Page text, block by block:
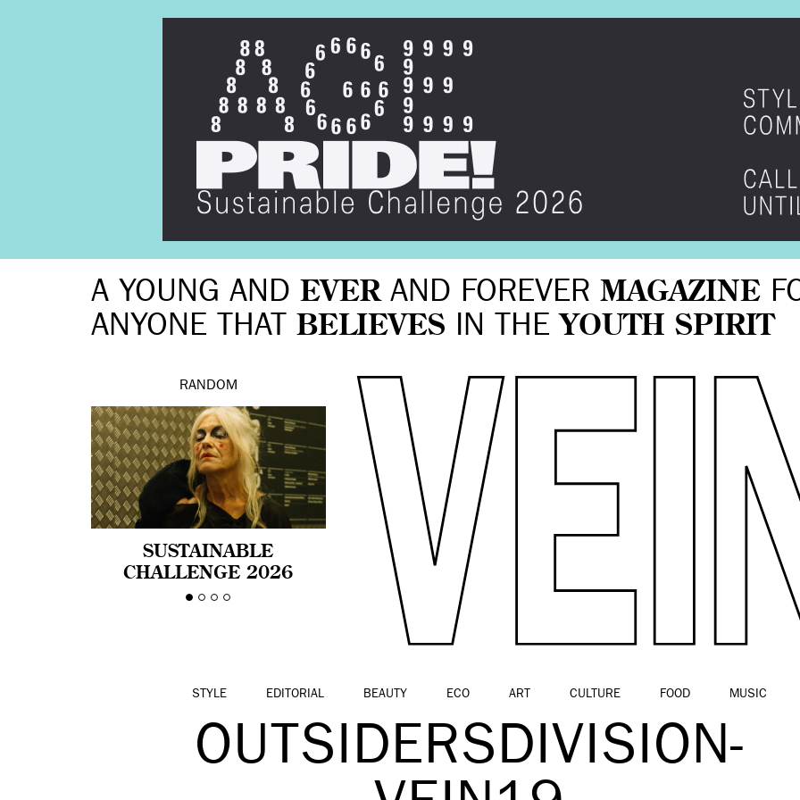
A YOUNG AND EVERAND FOREVER MAGAZINE
ANYONE THAT BELIEVES IN THE YOUTH SPIRIT
RANDOM
SUSTAINABLE
CHALLENGE 2026
CELEBRA LA
STYLE EDITORIAL BEAUTY ECO ART CULTURE FOOD MUSIC
OUTSIDERSDIVISION-